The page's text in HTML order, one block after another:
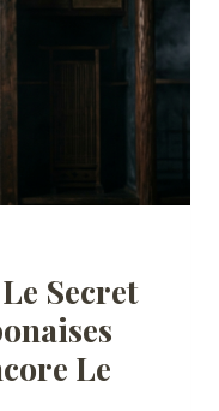
Secret
Le